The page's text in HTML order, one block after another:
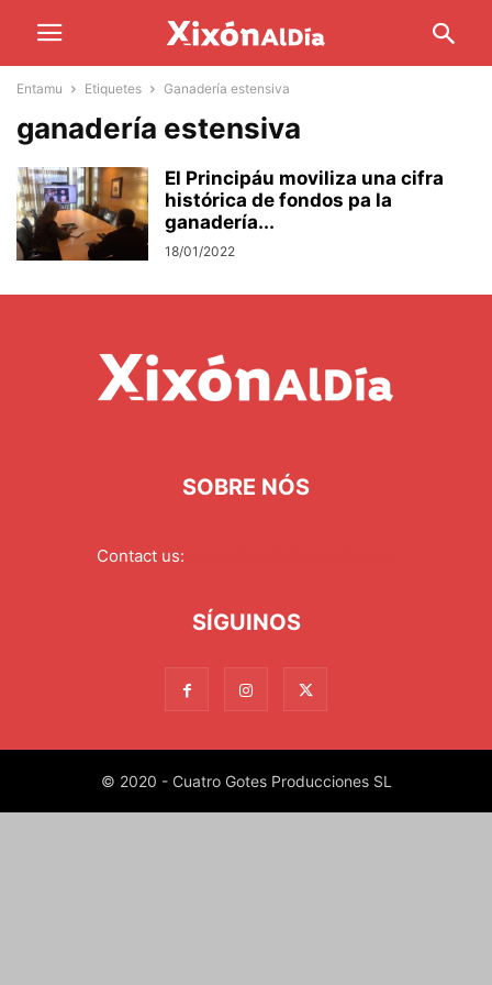
Entamu Etiquetes Ganadería estensiva
ganadería estensiva
El Principáu moviliza una cifra
histórica de fondos pa la
ganadería...
18/01/2022
SOBRE NÓS
Contact us:
SÍGUINOS
© 2020 - Cuatro Gotes Producciones SL